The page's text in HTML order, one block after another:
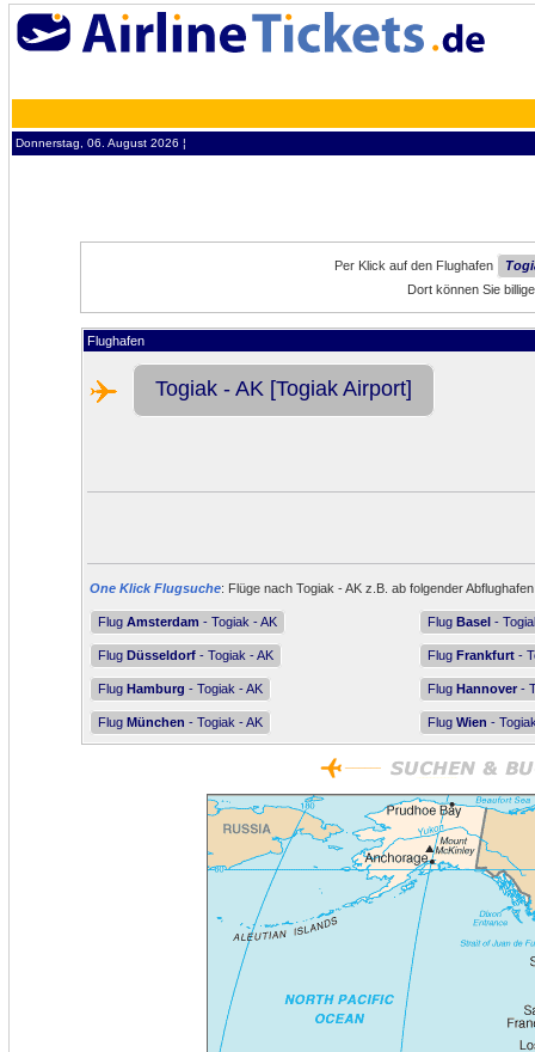
Donnerstag, 06. August 2026 ¦
Per Klick auf den Flughafen
Dort können Sie
Flughafen
Togiak - AK [Togiak Airport]
One Klick Flugsuche: Flüge nach Togiak - AK z.B. ab folgender
Flug Amsterdam - Togiak - AK Flug Basel -
Flug Düsseldorf - Togiak - AK Flug Frankfurt -
Flug Hamburg - Togiak - AK Flug Hannover -
Flug München - Togiak - AK Flug Wien -